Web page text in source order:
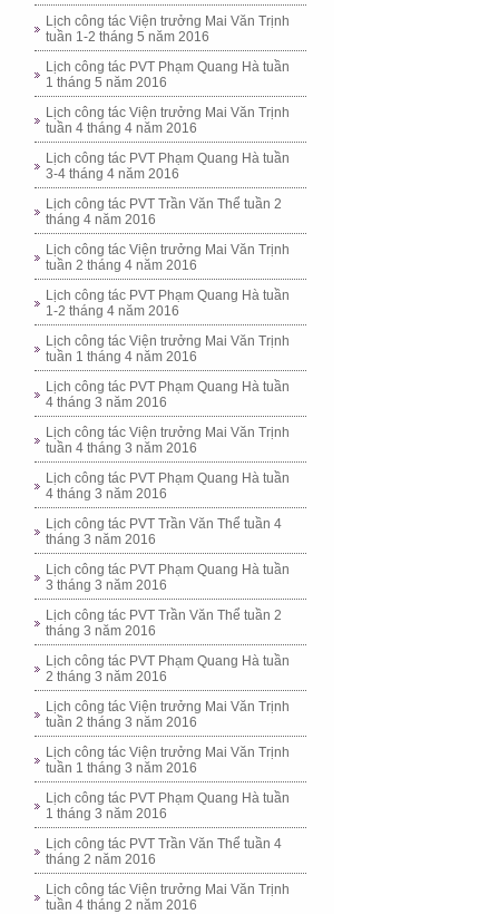
Lịch công tác Viện trưởng Mai Văn Trịnh
tuần 1-2 tháng 5 năm 2016
Lịch công tác PVT Phạm Quang Hà tuần
1 tháng 5 năm 2016
Lịch công tác Viện trưởng Mai Văn Trịnh
tuần 4 tháng 4 năm 2016
Lịch công tác PVT Phạm Quang Hà tuần
3-4 tháng 4 năm 2016
Lịch công tác PVT Trần Văn Thể tuần 2
tháng 4 năm 2016
Lịch công tác Viện trưởng Mai Văn Trịnh
tuần 2 tháng 4 năm 2016
Lịch công tác PVT Phạm Quang Hà tuần
1-2 tháng 4 năm 2016
Lịch công tác Viện trưởng Mai Văn Trịnh
tuần 1 tháng 4 năm 2016
Lịch công tác PVT Phạm Quang Hà tuần
4 tháng 3 năm 2016
Lịch công tác Viện trưởng Mai Văn Trịnh
tuần 4 tháng 3 năm 2016
Lịch công tác PVT Phạm Quang Hà tuần
4 tháng 3 năm 2016
Lịch công tác PVT Trần Văn Thể tuần 4
tháng 3 năm 2016
Lịch công tác PVT Phạm Quang Hà tuần
3 tháng 3 năm 2016
Lịch công tác PVT Trần Văn Thể tuần 2
tháng 3 năm 2016
Lịch công tác PVT Phạm Quang Hà tuần
2 tháng 3 năm 2016
Lịch công tác Viện trưởng Mai Văn Trịnh
tuần 2 tháng 3 năm 2016
Lịch công tác Viện trưởng Mai Văn Trịnh
tuần 1 tháng 3 năm 2016
Lịch công tác PVT Phạm Quang Hà tuần
1 tháng 3 năm 2016
Lịch công tác PVT Trần Văn Thể tuần 4
tháng 2 năm 2016
Lịch công tác Viện trưởng Mai Văn Trịnh
tuần 4 tháng 2 năm 2016